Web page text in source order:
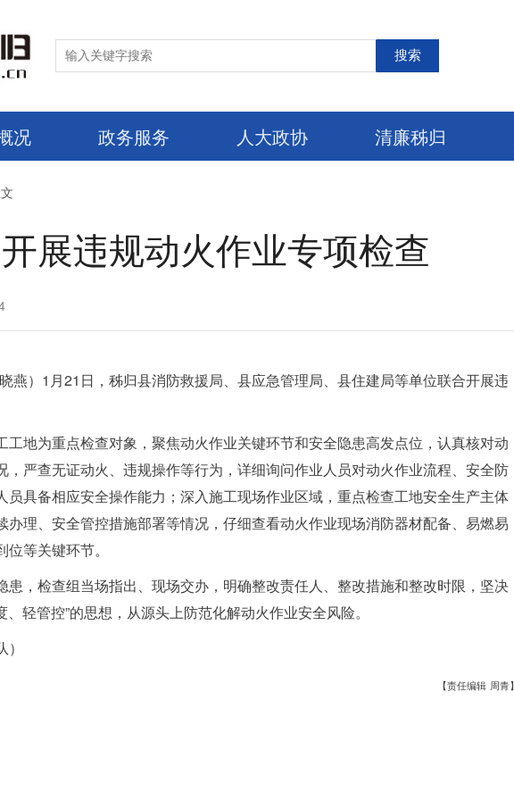
搜索
况 政务服务 人大政协 清廉秭归
展违规动火作业专项检查
燕）1月21日，秭归县消防救援局、县应急管理局、县住建局等单位联合开展违
工地为重点检查对象，聚焦动火作业关键环节和安全隐患高发点位，认真核对动
，严查无证动火、违规操作等行为，详细询问作业人员对动火作业流程、安全防
员具备相应安全操作能力；深入施工现场作业区域，重点检查工地安全生产主体
办理、安全管控措施部署等情况，仔细查看动火作业现场消防器材配备、易燃易
等关键环节。
患，检查组当场指出、现场交办，明确整改责任人、整改措施和整改时限，坚决
、轻管控”的思想，从源头上防范化解动火作业安全风险。
【责任编辑 周青】